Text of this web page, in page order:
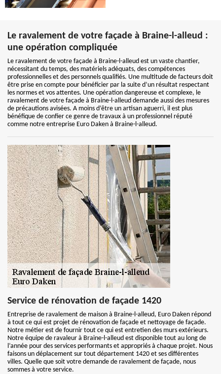
Le ravalement de votre façade à Braine-l-alleud :
une opération compliquée
Le ravalement de votre façade à Braine-l-alleud est un vaste chantier,
nécessitant du temps, des matériels adéquats, des compétences
professionnelles et des personnels qualifiés. Une multitude de facteurs doit
être prise en compte pour bénéficier par la suite d’un résultat respectant
les normes et vos attentes. Une opération dangereuse et complexe, le
ravalement de votre façade à Braine-l-alleud demande aussi des mesures
de précautions avisées. A moins d’être un artisan aguerri, il est plus
bénéfique de confier ce genre de travaux à un professionnel réputé
comme notre entreprise Euro Daken à Braine-l-alleud.
Service de rénovation de façade 1420
Entreprise de ravalement de maison à Braine-l-alleud, Euro Daken répond
à tout ce qui est projet de rénovation de façade et nettoyage de façade.
Notre métier est de fournir tout ce qui est entretien des murs extérieurs.
Notre équipe de ravaleur à Braine-l-alleud est disponible tout au long de
l’année pour des services performants et appropriés à chaque projet. Nous
faisons un déplacement sur tout département 1420 et ses différentes
villes. Quelle que soit votre demande de ravalement de façade, nous
sommes à votre service.